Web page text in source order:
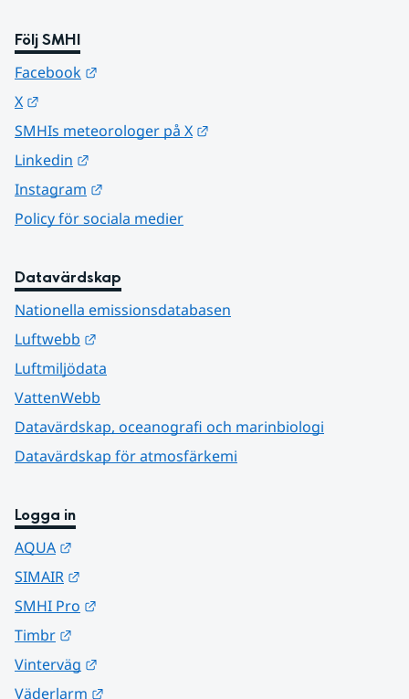
Följ SMHI
Facebook
X
SMHIs meteorologer på X
Linkedin
Instagram
Policy för sociala medier
Datavärdskap
Nationella emissionsdatabasen
Luftwebb
Luftmiljödata
VattenWebb
Datavärdskap, oceanografi och marinbiologi
Datavärdskap för atmosfärkemi
Logga in
AQUA
SIMAIR
SMHI Pro
Timbr
Vinterväg
Väderlarm